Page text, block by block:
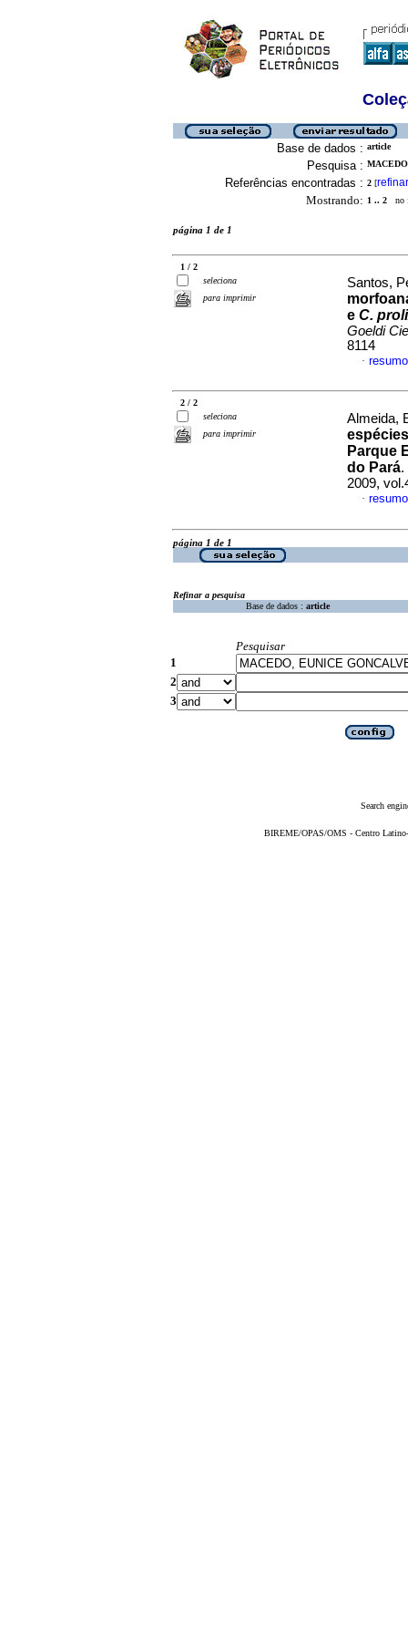
Base de dados : article
Pesquisa :
Referências encontradas : 2 [refinar
Mostrando: 1 .. 2 no
página 1 de 1
1 / 2
seleciona
para imprimir
Santos,
e C.
Goeldi
8114
·
2 / 2
seleciona
para imprimir
Almeida,
Parque
do Pará.
2009,
·
página 1 de 1
Refinar a pesquisa
Base de dados : article
Pesquisar
1
2
3
Search
BIREME/OPAS/OMS - Centro Latino-